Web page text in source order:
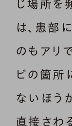
じ場所を
は、患部
のもアリ
ビの箇所
ないほう
直接さわ